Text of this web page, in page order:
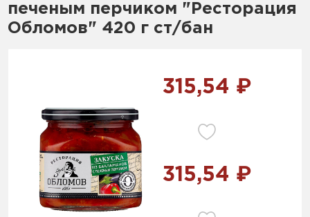
печеным перчиком "Ресторация
Обломов" 420 г ст/бан
315,54 ₽
315,54 ₽